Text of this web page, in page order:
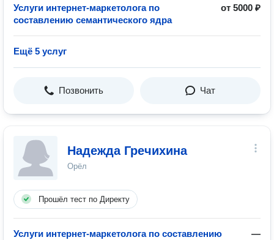
Услуги интернет-маркетолога по
составлению семантического ядра
от 5000 ₽
Ещё 5 услуг
Позвонить Чат
Надежда Гречихина
Орёл
Прошёл тест по Директу
Услуги интернет-маркетолога по составлению
—